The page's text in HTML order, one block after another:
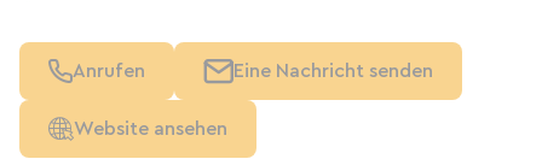
Anrufen Eine Nachricht senden
Website ansehen